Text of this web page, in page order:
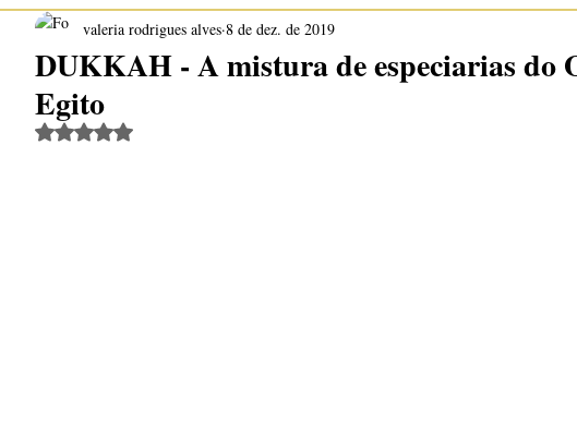
Nem daqui e nem dali Doces Receitas rápidas
DUKKAH - A mistura de especiarias do
Egito
valeria rodrigues alves 8 de dez. de 2019
Avaliado com NaN de 5 estrelas.